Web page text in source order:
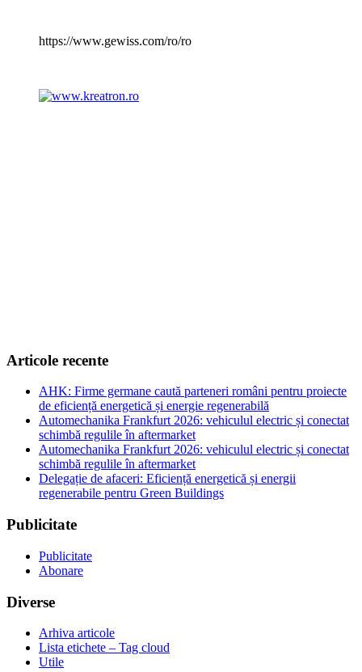
https://www.gewiss.com/ro/ro
Articole recente
AHK: Firme germane caută parteneri români pentru proiecte
de eficiență energetică și energie regenerabilă
Automechanika Frankfurt 2026: vehiculul electric și conectat
schimbă regulile în aftermarket
Automechanika Frankfurt 2026: vehiculul electric și conectat
schimbă regulile în aftermarket
Delegație de afaceri: Eficiență energetică și energii
regenerabile pentru Green Buildings
Publicitate
Publicitate
Abonare
Diverse
Arhiva articole
Lista etichete – Tag cloud
Utile